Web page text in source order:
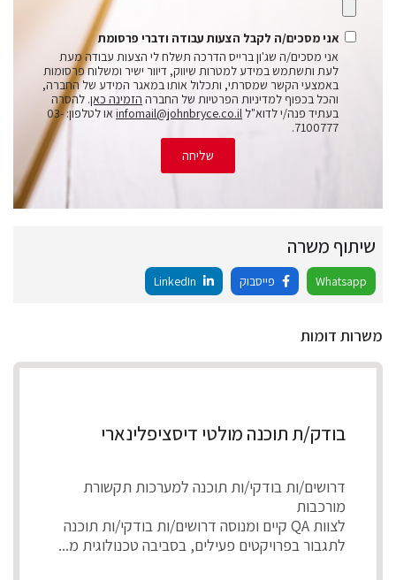
אני מסכים/ה לקבל הצעות עבודה ודברי פרסומת
אני מסכים/ה שג'ון ברייס הדרכה תשלח לי הצעות עבודה מעת
לעת ותשתמש במידע למטרות שיווק, דיוור ישיר ומשלוח פרסומות
באמצעי הקשר שמסרתי, ותכלול אותו במאגר המידע של החברה,
והכל בכפוף למדיניות הפרטיות של החברה הזמינה כאן. להסרה
בעתיד פנה/י לדוא"ל infomail@johnbryce.co.il
או לטלפון: 03-
7100777.
שליחה
שיתוף משרה
Whatsapp פייסבוק
משרות דומות
בודק/ת תוכנה מולטי דיסציפלינארי
דרושים/ות בודקי/ות תוכנה למערכות תקשורת
מורכבות
לצוות QA קיים ומנוסה דרושים/ות בודקי/ות תוכנה
לתגבור בפרויקטים פעילים, בסביבה טכנולוגית מ...